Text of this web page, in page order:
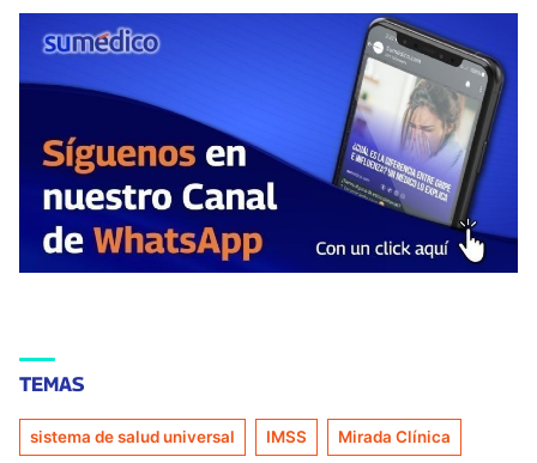
TEMAS
sistema de salud universal IMSS Mirada Clínica